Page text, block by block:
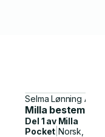
Selma Lønning
Milla bestemmer
Del 1 av Milla
Pocket |Norsk,